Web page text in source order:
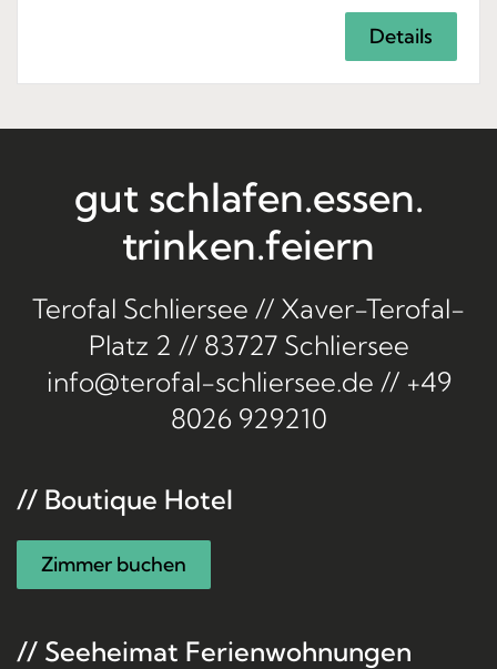
Details
gut schlafen.essen.
trinken.feiern
Terofal Schliersee // Xaver-Terofal-
Platz 2 // 83727 Schliersee
info@terofal-schliersee.de // +49
8026 929210
// Boutique Hotel
Zimmer buchen
// Seeheimat Ferienwohnungen